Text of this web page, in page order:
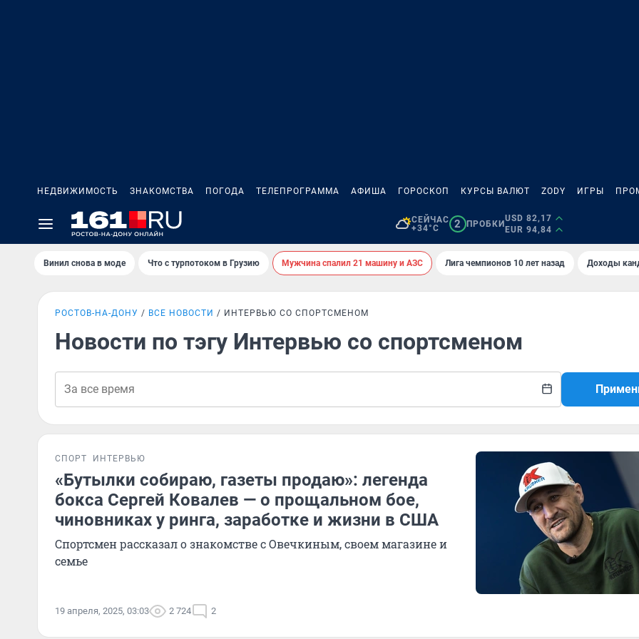
НЕДВИЖИМОСТЬ ЗНАКОМСТВА ПОГОДА ТЕЛЕПРОГРАММА АФИША ГОРОСКОП КУРСЫ ВАЛЮТ ZODY ИГРЫ
СЕЙЧАС
+34°C
2 ПРОБКИ
USD 82,17
EUR 94,84
Винил снова в моде Что с турпотоком в Грузию Мужчина спалил 21 машину и АЗС Лига чемпионов 10 лет назад Доходы
РОСТОВ-НА-ДОНУ ВСЕ НОВОСТИ ИНТЕРВЬЮ СО СПОРТСМЕНОМ
Новости по тэгу Интервью со спортсменом
СПОРТ ИНТЕРВЬЮ
«Бутылки собираю, газеты продаю»: легенда
бокса Сергей Ковалев — о прощальном бое,
чиновниках у ринга, заработке и жизни в США
Спортсмен рассказал о знакомстве с Овечкиным, своем магазине и
семье
19 апреля, 2025, 03:03 2 724 2